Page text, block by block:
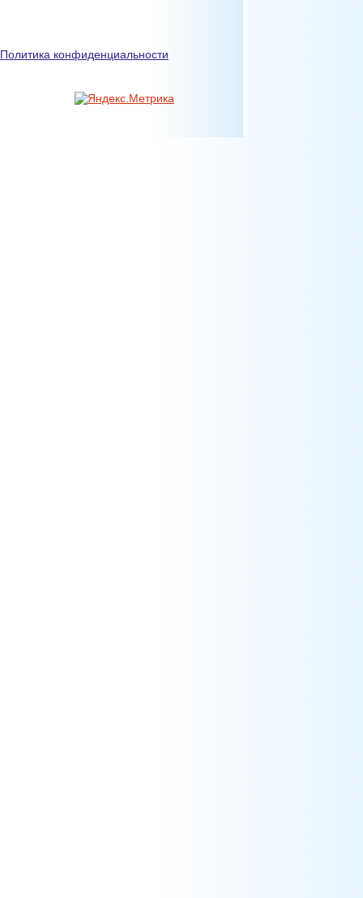
Политика конфиденциальности